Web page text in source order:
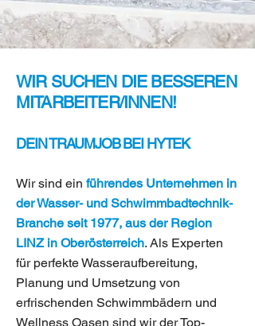
WIR SUCHEN DIE BESSEREN
MITARBEITER/INNEN!
DEIN TRAUMJOB BEI HYTEK
Wir sind ein führendes Unternehmen in
der Wasser- und Schwimmbadtechnik-
Branche seit 1977, aus der Region
LINZ in Oberösterreich. Als Experten
für perfekte Wasseraufbereitung,
Planung und Umsetzung von
erfrischenden Schwimmbädern und
Wellness Oasen sind wir der Top-